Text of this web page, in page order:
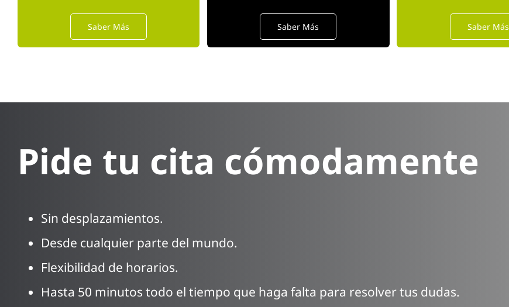
Saber Más Saber Más Saber Más
Pide tu cita cómodamente
Sin desplazamientos.
Desde cualquier parte del mundo.
Flexibilidad de horarios.
Hasta 50 minutos todo el tiempo que haga falta para resolver tus dudas.